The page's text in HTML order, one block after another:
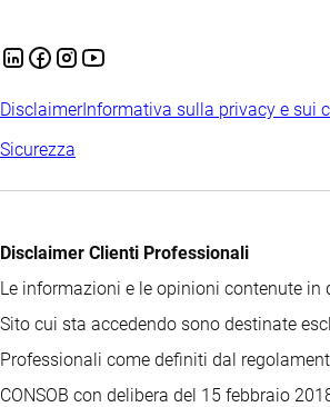
DisclaimerInformativa sulla privacy e sui
Sicurezza
Disclaimer Clienti Professionali
Le informazioni e le opinioni contenute in
Sito cui sta accedendo sono destinate
Professionali come definiti dal
CONSOB con delibera del 15 febbraio